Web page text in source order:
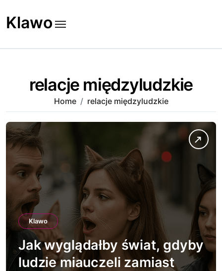
to
content
Klawo
relacje międzyludzkie
Home relacje międzyludzkie
Klawo
Jak wyglądałby świat, gdyby
ludzie miauczeli zamiast